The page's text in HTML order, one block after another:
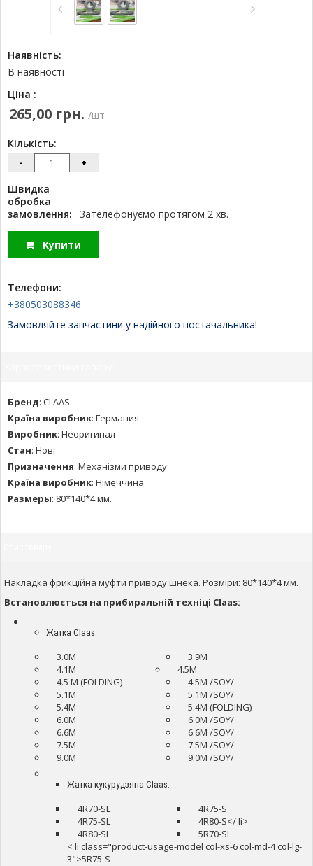
Наявність:
В наявності
Ціна :
265,00 грн. /шт
Кількість:
- +
Швидка
обробка
замовлення:
Зателефонуємо протягом 2 хв.
Купити
Телефони:
+380503088346
Замовляйте запчастини у надійного постачальника!
Бренд: CLAAS
Країна виробник: Германия
Виробник: Неоригинал
Стан: Нові
Призначення: Механізми приводу
Країна виробник: Німеччина
Размеры: 80*140*4 мм.
Накладка фрикційна муфти приводу шнека. Розміри: 80*140*4 мм.
Встановлюється на прибиральній техніці Claas:
Жатка Claas:
3.0M
3.9M
4.1M
4.5M
4.5 M (FOLDING)
4.5M /SOY/
5.1M
5.1M /SOY/
5.4M
5.4M (FOLDING)
6.0M
6.0M /SOY/
6.6M
6.6M /SOY/
7.5M
7.5M /SOY/
9.0M
9.0M /SOY/
Жатка кукурудзяна Claas:
4R70-SL
4R75-S
4R75-SL
4R80-S</ li>
4R80-SL
5R70-SL
< li class="product-usage-model col-xs-6 col-md-4 col-lg-
3">5R75-S